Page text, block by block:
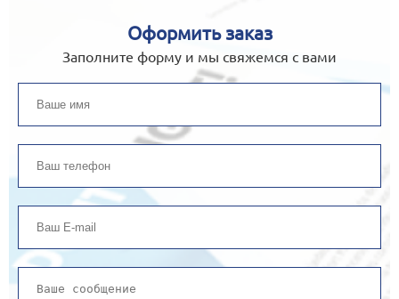
Оформить заказ
Заполните форму и мы свяжемся с вами